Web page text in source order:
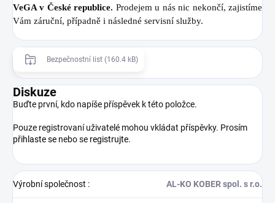
VeGA v České republice. Prodejem u nás nic nekončí, zajistíme
Vám záruční, případně i následné servisní služby.
Bezpečnostní list (160.4 kB)
Diskuze
Buďte první, kdo napíše příspěvek k této položce.
Pouze registrovaní uživatelé mohou vkládat příspěvky. Prosím
přihlaste se nebo se registrujte.
Výrobní společnost : AL-KO KOBER spol. s r.o.